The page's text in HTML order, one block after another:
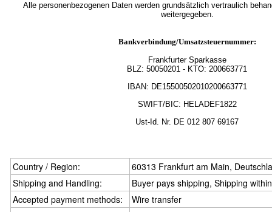
Alle personenbezogenen Daten werden grundsätzlich vertraulich
weitergegeben.
Bankverbindung/Umsatzsteuernummer:
Frankfurter Sparkasse
BLZ: 50050201 - KTO: 200663771
IBAN: DE15500502010200663771
SWIFT/BIC: HELADEF1822
Ust-Id. Nr. DE 012 807 69167
Country / Region:
60313 Frankfurt am Main,
Shipping and Handling:
Buyer pays shipping, Shipping
Accepted payment methods:
Wire transfer